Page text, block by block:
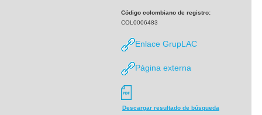
Código colombiano de registro:
COL0006483
Enlace GrupLAC
Página externa
Descargar resultado de búsqueda